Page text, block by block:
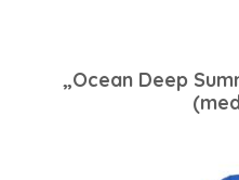
„Ocean Deep